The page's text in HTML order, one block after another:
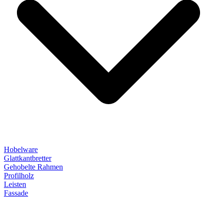
Hobelware
Glattkantbretter
Gehobelte Rahmen
Profilholz
Leisten
Fassade